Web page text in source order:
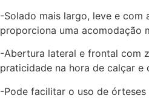
-Solado mais largo, leve e com
proporciona uma acomodação
-Abertura lateral e frontal com
praticidade na hora de calçar e
-Pode facilitar o uso de